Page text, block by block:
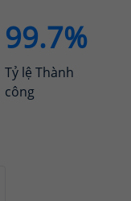
99.7%
Tỷ lệ Thành
công